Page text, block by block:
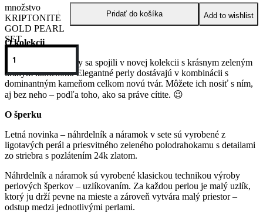
množstvo
KRIPTONITE
GOLD PEARL
SET
Pridať do košíka Add to wishlist
O kolekcii
Naše obľúbené perly sa spojili v novej kolekcii s krásnym zeleným
drahým kameňom. Elegantné perly dostávajú v kombinácii s
dominantným kameňom celkom novú tvár. Môžete ich nosiť s ním,
aj bez neho – podľa toho, ako sa práve cítite. 😉
O šperku
Letná novinka – náhrdelník a náramok v sete sú vyrobené z
ligotavých perál a priesvitného zeleného polodrahokamu s detailami
zo striebra s pozlátením 24k zlatom.
Náhrdelník a náramok sú vyrobené klasickou technikou výroby
perlových šperkov – uzlíkovaním. Za každou perlou je malý uzlík,
ktorý ju drží pevne na mieste a zároveň vytvára malý priestor –
odstup medzi jednotlivými perlami.